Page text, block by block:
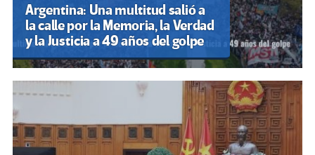
Argentina: Una multitud salió a
la calle por la Memoria, la Verdad
y la Justicia a 49 años del golpe